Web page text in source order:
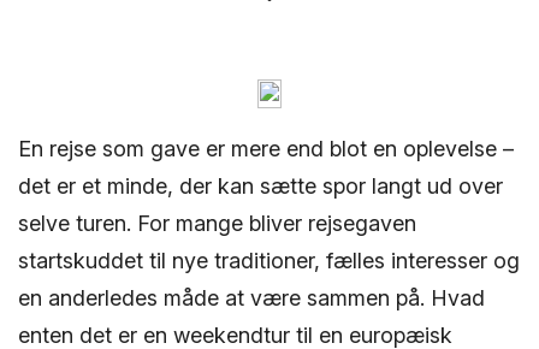
En rejse som gave er mere end blot en oplevelse –
det er et minde, der kan sætte spor langt ud over
selve turen. For mange bliver rejsegaven
startskuddet til nye traditioner, fælles interesser og
en anderledes måde at være sammen på. Hvad
enten det er en weekendtur til en europæisk